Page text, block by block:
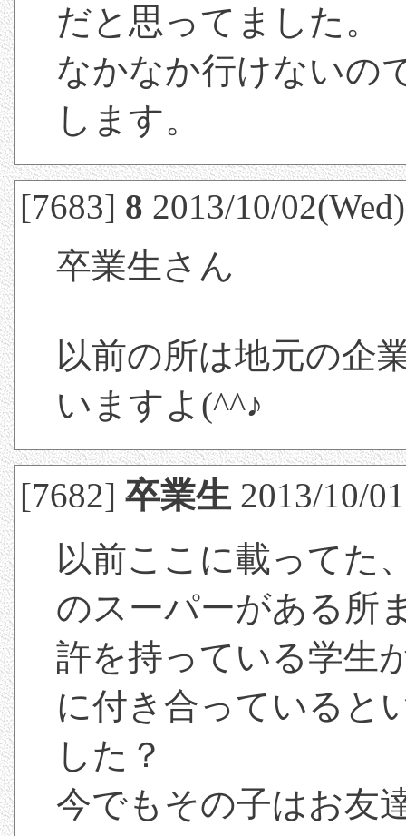
だと思ってました。
なかなか行けないの
します。
[7683] 8 2013/10/
卒業生さん
以前の所は地元の企
いますよ(^^♪
[7682]卒業生 2013/10/
以前ここに載ってた
のスーパーがある所
許を持っている学生
に付き合っていると
した？
今でもその子はお友